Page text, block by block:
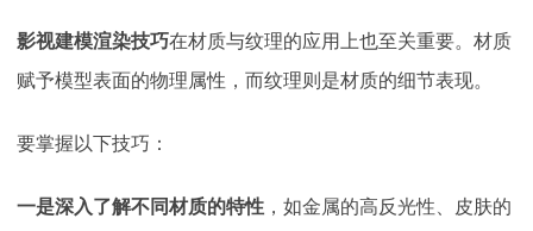
影视建模渲染技巧在材质与纹理的应用上也至关重要。材质
赋予模型表面的物理属性，而纹理则是材质的细节表现。
要掌握以下技巧：
一是深入了解不同材质的特性 ，如金属的高反光性、皮肤的